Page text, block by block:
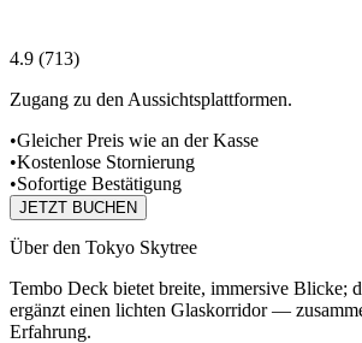
4.9 (713)
Zugang zu den Aussichtsplattformen.
•Gleicher Preis wie an der Kasse
•Kostenlose Stornierung
•Sofortige Bestätigung
JETZT BUCHEN
Über den Tokyo Skytree
Tembo Deck bietet breite, immersive Blicke;
ergänzt einen lichten Glaskorridor —
Erfahrung.